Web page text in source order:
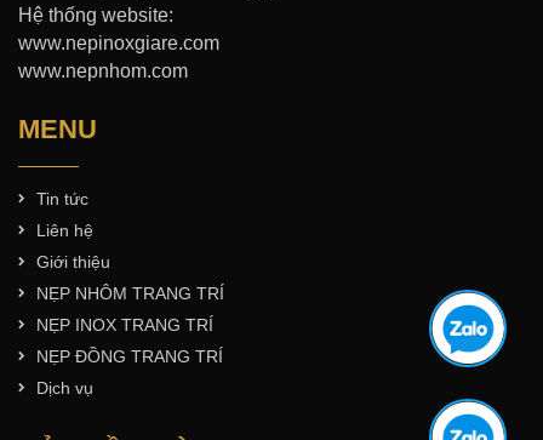
Hệ thống website:
www.nepinoxgiare.com
www.nepnhom.com
MENU
Tin tức
Liên hệ
Giới thiệu
NẸP NHÔM TRANG TRÍ
NẸP INOX TRANG TRÍ
NẸP ĐỒNG TRANG TRÍ
Dịch vụ